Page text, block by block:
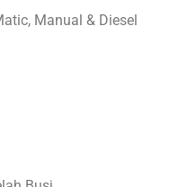
Manual & Diesel